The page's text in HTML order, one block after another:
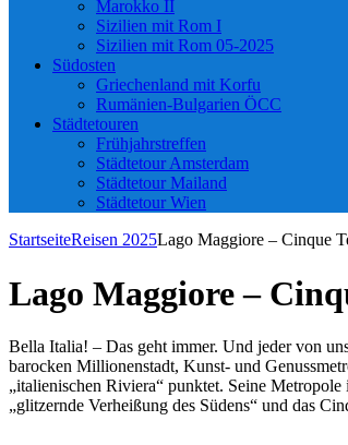
Marokko II
Sizilien mit Rom I
Sizilien mit Rom 05-2025
Südosten
Griechenland mit Korfu
Rumänien-Bulgarien ÖCC
Städtetouren
Frühjahrstreffen
Städtetour Amsterdam
Städtetour Mailand
Städtetour Wien
StartseiteReisen 2025Lago Maggiore – Cinque
Lago Maggiore –
Bella Italia! – Das geht immer. Und jeder von
barocken Millionenstadt, Kunst- und
„italienischen Riviera“ punktet. Seine
„glitzernde Verheißung des Südens“ und das